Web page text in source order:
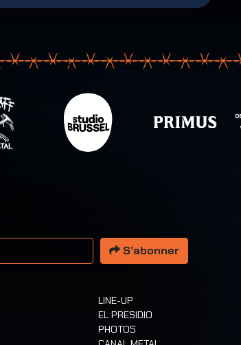
S’abonner
LINE-UP
EL PRESIDIO
PHOTOS